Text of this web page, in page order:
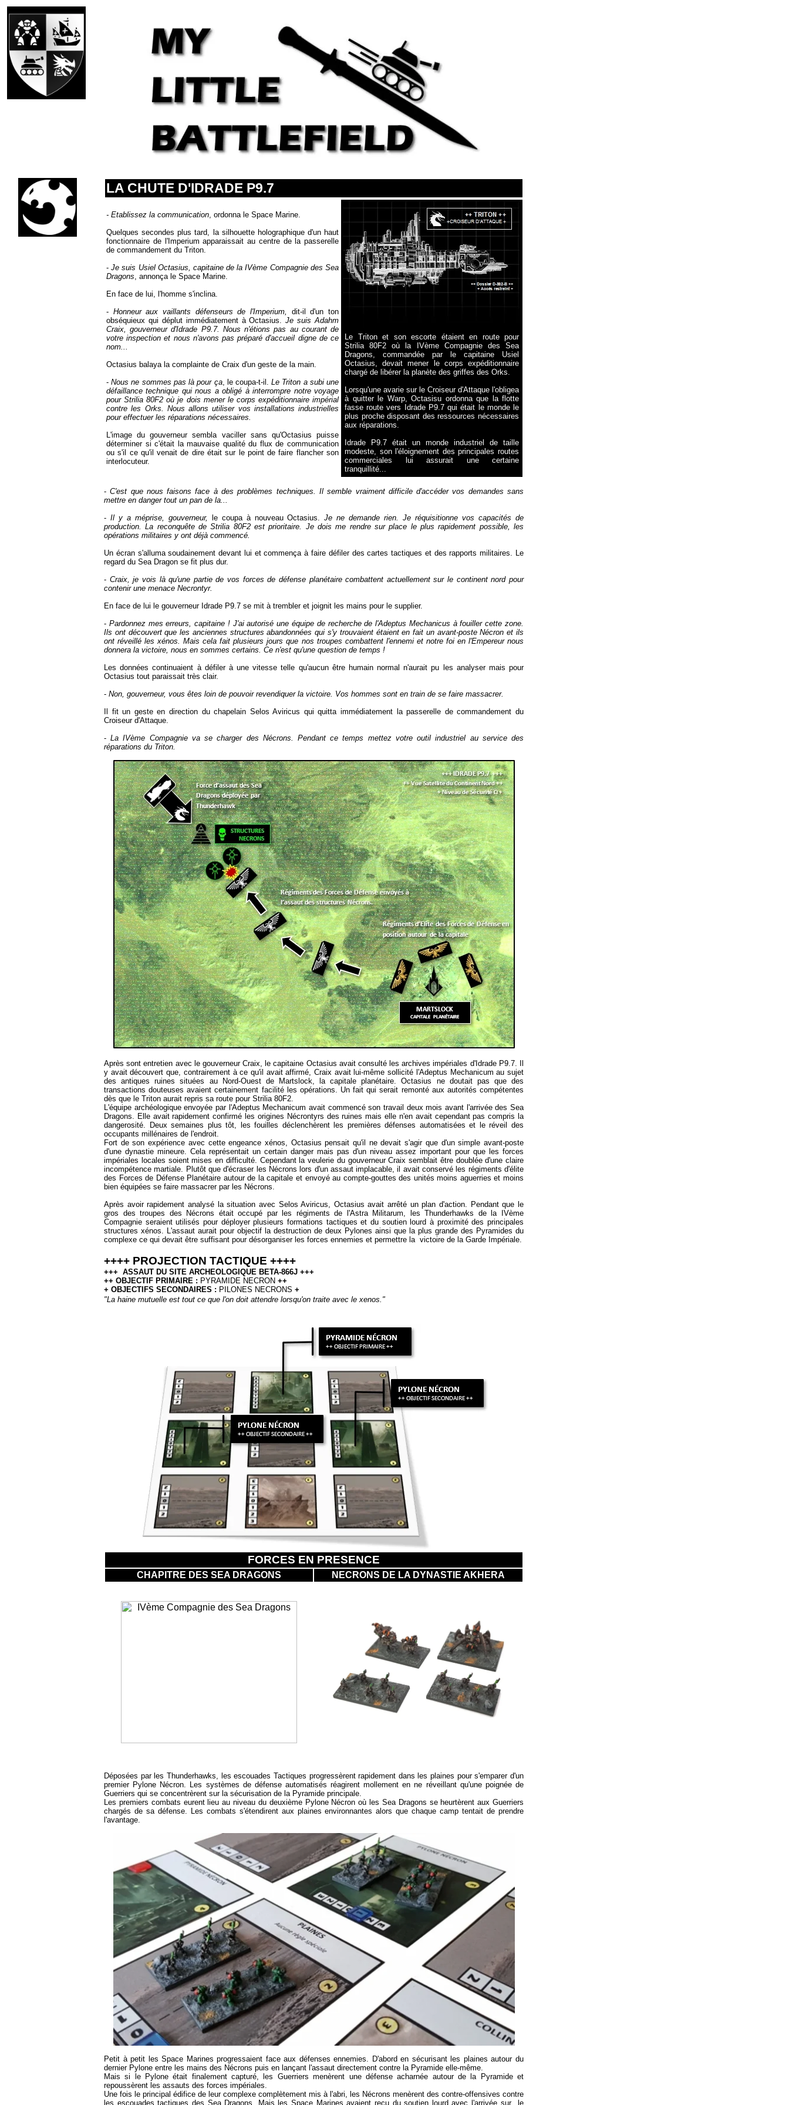
LA CHUTE D'IDRADE P9.7
- Etablissez la communication, ordonna le Space Marine.
Quelques secondes plus tard, la silhouette holographique d'un haut
fonctionnaire de l'Imperium apparaissait au centre de la passerelle
de commandement du Triton.
-Je suis Usiel Octasius, capitaine de la IVème Compagnie des Sea
Dragons, annonça le Space Marine.
En face de lui, l'homme s'inclina.
- Honneur aux vaillants défenseurs de l'Imperium,
dit-il d'un ton
obséquieux qui déplut immédiatement à Octasius.Je suis Adahm
Craix, gouverneur d'Idrade P9.7. Nous n'étions pas au courant de
votre inspection et nous n'avons pas préparé d'accueil digne de ce
nom...
Octasius balaya la complainte de Craix d'un geste de la main.
-Nous ne sommes pas là pour ça, le coupa-t-il.Le Triton a subi une
défaillance technique qui nous a obligé à interrompre notre voyage
pour Strilia 80F2 où je dois mener le corps expéditionnaire impérial
contre les Orks. Nous allons utiliser vos installations industrielles
pour effectuer les réparations nécessaires.
L'image du gouverneur sembla vaciller sans qu'Octasius puisse
déterminer si c'était la mauvaise qualité du flux de communication
ou s'il ce qu'il venait de dire était sur le point de faire flancher son
interlocuteur.
Le Triton et son escorte étaient en route pour
Strilia 80F2 où la IVème Compagnie des Sea
Dragons, commandée par le capitaine Usiel
Octasius, devait mener le corps expéditionnaire
chargé de libérer la planète des griffes des Orks.
Lorsqu'une avarie sur le Croiseur d'Attaque l'obligea
à quitter le Warp, Octasisu ordonna que la flotte
fasse route vers Idrade P9.7 qui était le monde le
plus proche disposant des ressources nécessaires
aux réparations.
Idrade P9.7 était un monde industriel de taille
modeste, son l'éloignement des principales routes
commerciales lui assurait une certaine
tranquillité...
-C'est que nous faisons face à des problèmes techniques. Il semble vraiment difficile d'accéder vos demandes sans
mettre en danger tout un pan de la...
- Il y a méprise, gouverneur, le coupa à nouveau Octasius.Je ne demande rien. Je réquisitionne vos capacités de
production. La reconquête de Strilia 80F2 est prioritaire. Je dois me rendre sur place le plus rapidement possible, les
opérations militaires y ont déjà commencé.
Un écran s'alluma soudainement devant lui et commença à faire défiler des cartes tactiques et des rapports militaires. Le
regard du Sea Dragon se fit plus dur.
- Craix, je vois là qu'une partie de vos forces de défense planétaire combattent actuellement sur le continent nord pour
contenir une menace Necrontyr.
En face de lui le gouverneur Idrade P9.7 se mit à trembler et joignit les mains pour le supplier.
- Pardonnez mes erreurs, capitaine ! J'ai autorisé une équipe de recherche de l'Adeptus Mechanicus à fouiller cette zone.
Ils ont découvert que les anciennes structures abandonnées qui s'y trouvaient étaient en fait un avant-poste Nécron et ils
ont réveillé les xénos. Mais cela fait plusieurs jours que nos troupes combattent l'ennemi et notre foi en l'Empereur nous
donnera la victoire, nous en sommes certains. Ce n'est qu'une question de temps !
Les données continuaient à défiler à une vitesse telle qu'aucun être humain normal n'aurait pu les analyser mais pour
Octasius tout paraissait très clair.
- Non, gouverneur, vous êtes loin de pouvoir revendiquer la victoire. Vos hommes sont en train de se faire massacrer.
Il fit un geste en direction du chapelain Selos Aviricus qui quitta immédiatement la passerelle de commandement du
Croiseur d'Attaque.
-La IVème Compagnie va se charger des Nécrons. Pendant ce temps mettez votre outil industriel au service des
réparations du Triton.
Après sont entretien avec le gouverneur Craix, le capitaine Octasius avait consulté les archives impériales d'Idrade P9.7. Il
y avait découvert que, contrairement à ce qu'il avait affirmé, Craix avait lui-même sollicité l'Adeptus Mechanicum au sujet
des antiques ruines situées au Nord-Ouest de Martslock, la capitale planétaire. Octasius ne doutait pas que des
transactions douteuses avaient certainement facilité les opérations. Un fait qui serait remonté aux autorités compétentes
dès que le Triton aurait repris sa route pour Strilia 80F2.
L'équipe archéologique envoyée par l'Adeptus Mechanicum avait commencé son travail deux mois avant l'arrivée des Sea
Dragons. Elle avait rapidement confirmé les origines Nécrontyrs des ruines mais elle n'en avait cependant pas compris la
dangerosité. Deux semaines plus tôt, les fouilles déclenchèrent les premières défenses automatisées et le réveil des
occupants millénaires de l'endroit.
Fort de son expérience avec cette engeance xénos, Octasius pensait qu'il ne devait s'agir que d'un simple avant-poste
d'une dynastie mineure. Cela représentait un certain danger mais pas d'un niveau assez important pour que les forces
impériales locales soient mises en difficulté. Cependant la veulerie du gouverneur Craix semblait être doublée d'une claire
incompétence martiale. Plutôt que d'écraser les Nécrons lors d'un assaut implacable, il avait conservé les régiments d'élite
des Forces de Défense Planétaire autour de la capitale et envoyé au compte-gouttes des unités moins aguerries et moins
bien équipées se faire massacrer par les Nécrons.
Après avoir rapidement analysé la situation avec Selos Aviricus, Octasius avait arrêté un plan d'action. Pendant que le
gros des troupes des Nécrons était occupé par les régiments de l'Astra Militarum, les Thunderhawks de la IVème
Compagnie seraient utilisés pour déployer plusieurs formations tactiques et du soutien lourd à proximité des principales
structures xénos. L'assaut aurait pour objectif la destruction de deux Pylones ainsi que la plus grande des Pyramides du
complexe ce qui devait être suffisant pour désorganiser les forces ennemies et permettre la victoire de la Garde Impériale.
++++ PROJECTION TACTIQUE ++++
+++ ASSAUT DU SITE ARCHEOLOGIQUE BETA-866J +++
++ OBJECTIF PRIMAIRE : PYRAMIDE NECRON ++
+ OBJECTIFS SECONDAIRES : PILONES NECRONS +
"La haine mutuelle est tout ce que l'on doit attendre lorsqu'on traite avec le xenos."
FORCES EN PRESENCE
CHAPITRE DES SEA DRAGONS NECRONS DE LA DYNASTIE AKHERA
Déposées par les Thunderhawks, les escouades Tactiques progressèrent rapidement dans les plaines pour s'emparer d'un
premier Pylone Nécron. Les systèmes de défense automatisés réagirent mollement en ne réveillant qu'une poignée de
Guerriers qui se concentrèrent sur la sécurisation de la Pyramide principale.
Les premiers combats eurent lieu au niveau du deuxième Pylone Nécron où les Sea Dragons se heurtèrent aux Guerriers
chargés de sa défense. Les combats s'étendirent aux plaines environnantes alors que chaque camp tentait de prendre
l'avantage.
Petit à petit les Space Marines progressaient face aux défenses ennemies. D'abord en sécurisant les plaines autour du
dernier Pylone entre les mains des Nécrons puis en lançant l'assaut directement contre la Pyramide elle-même.
Mais si le Pylone était finalement capturé, les Guerriers menèrent une défense acharnée autour de la Pyramide et
repoussèrent les assauts des forces impériales.
Une fois le principal édifice de leur complexe complètement mis à l'abri, les Nécrons menèrent des contre-offensives contre
les escouades tactiques des Sea Dragons. Mais les Space Marines avaient reçu du soutien lourd avec l'arrivée sur le